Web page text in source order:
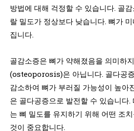
방법에 대해 걱정할 수 있습니다. 골
랄 밀도가 정상보다 낮습니다. 뼈가
집니다.
골감소증은 뼈가 약해졌음을 의미하
(osteoporosis)은 아닙니다. 골다공
감소하여 뼈가 부러질 가능성이 높아
은 골다공증으로 발전할 수 있습니다.
는 뼈 밀도를 유지하기 위해 어떤 조
것이 중요합니다.